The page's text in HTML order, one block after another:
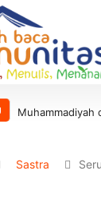
Muhammadiyah
Sastra